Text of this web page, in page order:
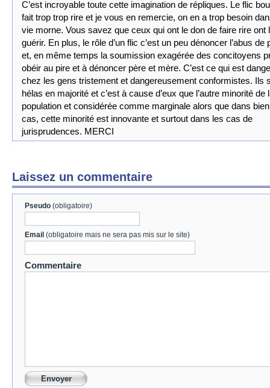
C’est incroyable toute cette imagination de répliques. Le flic
fait trop trop rire et je vous en remercie, on en a trop besoin
vie morne. Vous savez que ceux qui ont le don de faire rire ont
guérir. En plus, le rôle d’un flic c’est un peu dénoncer l’abus de
et, en même temps la soumission exagérée des concitoyens
obéir au pire et à dénoncer père et mère. C’est ce qui est
chez les gens tristement et dangereusement conformistes. Ils
hélas en majorité et c’est à cause d’eux que l’autre minorité de
population et considérée comme marginale alors que dans
cas, cette minorité est innovante et surtout dans les cas de
jurisprudences. MERCI
Laissez un commentaire
Pseudo (obligatoire)
Email (obligatoire mais ne sera pas mis sur le site)
Commentaire